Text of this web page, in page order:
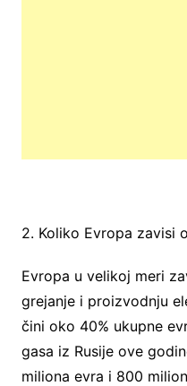
2. Koliko Evropa zavisi
Evropa u velikoj meri
grejanje i proizvodnju
čini oko 40% ukupne
gasa iz Rusije ove
miliona evra i 800